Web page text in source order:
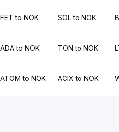
FET to NOK SOL to NOK
ADA to NOK TON to NOK
ATOM to NOK AGIX to NOK